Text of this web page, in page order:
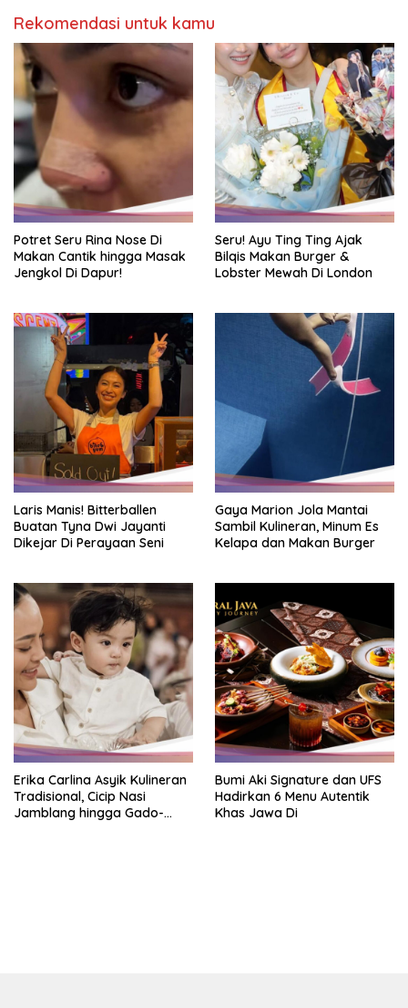
Rekomendasi untuk kamu
Potret Seru Rina Nose Di
Makan Cantik hingga Masak
Jengkol Di Dapur!
Seru! Ayu Ting Ting Ajak
Bilqis Makan Burger &
Lobster Mewah Di London
Laris Manis! Bitterballen
Buatan Tyna Dwi Jayanti
Dikejar Di Perayaan Seni
Gaya Marion Jola Mantai
Sambil Kulineran, Minum Es
Kelapa dan Makan Burger
Erika Carlina Asyik Kulineran
Tradisional, Cicip Nasi
Jamblang hingga Gado-
Bumi Aki Signature dan UFS
Hadirkan 6 Menu Autentik
Khas Jawa Di